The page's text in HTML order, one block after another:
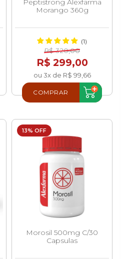
Peptistrong Alexfarma
Morango 360g
(1)
R$ 320,00
R$ 299,00
ou 3x de R$ 99,66
COMPRAR
13% OFF
Morosil 500mg C/30
Capsulas